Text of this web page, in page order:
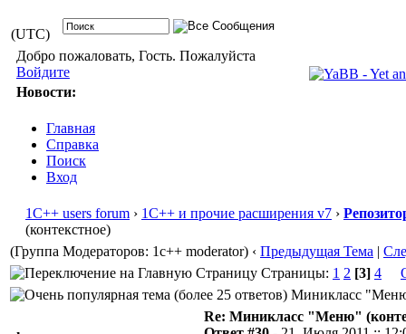
(UTC)
Добро пожаловать, Гость. Пожалуйста
Войдите
Новости:
Главная
Справка
Поиск
Вход
1С++ users forum › 1С++ и прочие расширения v7 ›
(контекстное)
(Группа Модераторов: 1c++ moderator) ‹ Предыдущая Тема |
Страницы: 1 2 [3] 4
Миникласс
Re: Миникласс "Меню"